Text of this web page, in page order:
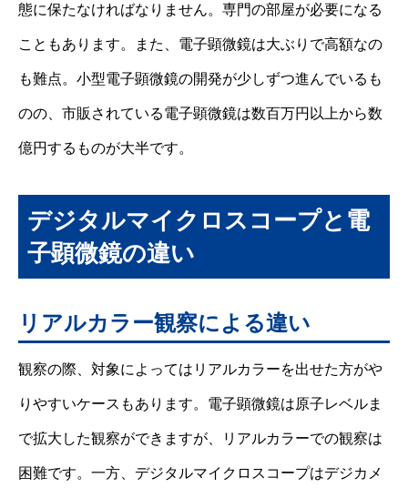
態に保たなければなりません。専門の部屋が必要になる
こともあります。また、電子顕微鏡は大ぶりで高額なの
も難点。小型電子顕微鏡の開発が少しずつ進んでいるも
のの、市販されている電子顕微鏡は数百万円以上から数
億円するものが大半です。
デジタルマイクロスコープと電
子顕微鏡の違い
リアルカラー観察による違い
観察の際、対象によってはリアルカラーを出せた方がや
りやすいケースもあります。電子顕微鏡は原子レベルま
で拡大した観察ができますが、リアルカラーでの観察は
困難です。一方、デジタルマイクロスコープはデジカメ